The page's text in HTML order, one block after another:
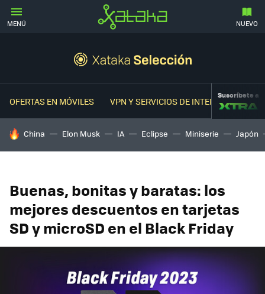
MENÚ NUEVO
OFERTAS EN MÓVILES VPN Y SERVICIOS DE INTERNETSuscríbete a
HOY SE HABLA DE
China Elon Musk IA Eclipse Miniserie Japón
Buenas, bonitas y baratas: los
mejores descuentos en tarjetas
SD y microSD en el Black Friday